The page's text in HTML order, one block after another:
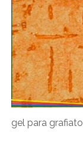
gel para grafiato